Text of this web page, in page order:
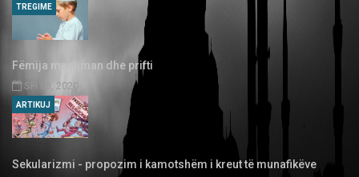
Fëmija musliman dhe prifti
SH 03, 2020
TREGIME
Sekularizmi - propozim i kamotshëm i kreut të munafikëve
ARTIKUJ